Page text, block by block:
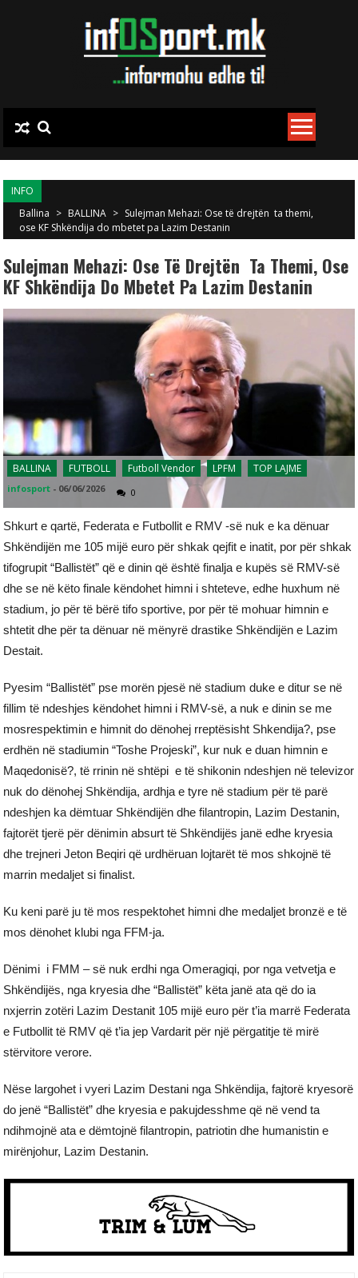
INFO
Ballina > BALLINA > Sulejman Mehazi: Ose të drejtën ta themi,
ose KF Shkëndija do mbetet pa Lazim Destanin
Sulejman Mehazi: Ose Të Drejtën Ta Themi, Ose
KF Shkëndija Do Mbetet Pa Lazim Destanin
BALLINA FUTBOLL Futboll Vendor LPFM TOP LAJME
infosport - 06/06/2026 0
Shkurt e qartë, Federata e Futbollit e RMV -së nuk e ka dënuar
Shkëndijën me 105 mijë euro për shkak qejfit e inatit, por për shkak
tifogrupit “Ballistët” që e dinin që është finalja e kupës së RMV-së
dhe se në këto finale këndohet himni i shteteve, edhe huxhum në
stadium, jo për të bërë tifo sportive, por për të mohuar himnin e
shtetit dhe për ta dënuar në mënyrë drastike Shkëndijën e Lazim
Destait.
Pyesim “Ballistët” pse morën pjesë në stadium duke e ditur se në
fillim të ndeshjes këndohet himni i RMV-së, a nuk e dinin se me
mosrespektimin e himnit do dënohej rreptësisht Shkendija?, pse
erdhën në stadiumin “Toshe Projeski”, kur nuk e duan himnin e
Maqedonisë?, të rrinin në shtëpi e të shikonin ndeshjen në televizor
nuk do dënohej Shkëndija, ardhja e tyre në stadium për të parë
ndeshjen ka dëmtuar Shkëndijën dhe filantropin, Lazim Destanin,
fajtorët tjerë për dënimin absurt të Shkëndijës janë edhe kryesia
dhe trejneri Jeton Beqiri që urdhëruan lojtarët të mos shkojnë të
marrin medaljet si finalist.
Ku keni parë ju të mos respektohet himni dhe medaljet bronzë e të
mos dënohet klubi nga FFM-ja.
Dënimi i FMM – së nuk erdhi nga Omeragiqi, por nga vetvetja e
Shkëndijës, nga kryesia dhe “Ballistët” këta janë ata që do ia
nxjerrin zotëri Lazim Destanit 105 mijë euro për t’ia marrë Federata
e Futbollit të RMV që t’ia jep Vardarit për një përgatitje të mirë
stërvitore verore.
Nëse largohet i vyeri Lazim Destani nga Shkëndija, fajtorë kryesorë
do jenë “Ballistët” dhe kryesia e pakujdesshme që në vend ta
ndihmojnë ata e dëmtojnë filantropin, patriotin dhe humanistin e
mirënjohur, Lazim Destanin.